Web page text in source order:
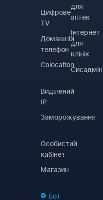
Цифрове
TV
Домашній
телефон
Colocation
Виділений
IP
Заморожування
Особистий
кабінет
Магазин
Бот
для
аптек
Інтернет
для
клінік
Сисадмін